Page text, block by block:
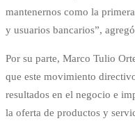
mantenernos como la
y usuarios bancarios”,
Por su parte, Marco Tulio
que este movimiento
resultados en el negocio e
la oferta de productos y